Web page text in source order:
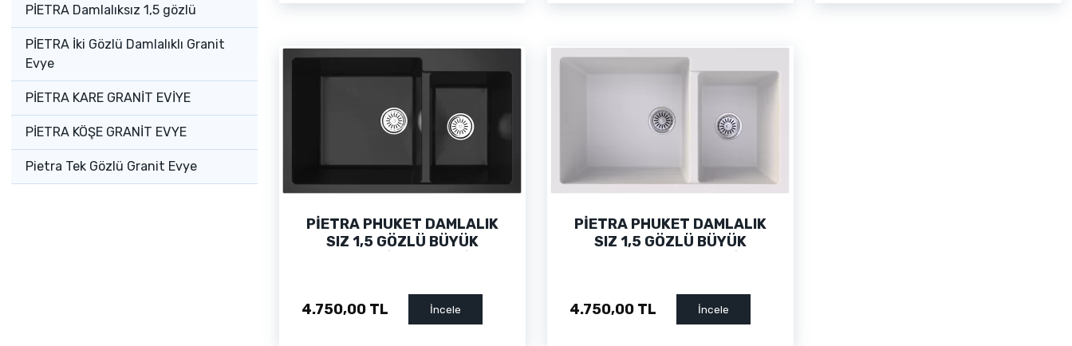
PİETRA Damlalıksız 1,5 gözlü
PİETRA İki Gözlü Damlalıklı Granit
Evye
PİETRA KARE GRANİT EVİYE
PİETRA KÖŞE GRANİT EVYE
Pietra Tek Gözlü Granit Evye
PİETRA PHUKET DAMLALIK
SIZ 1,5 GÖZLÜ BÜYÜK
4.750,00 TL
İncele
PİETRA PHUKET DAMLALIK
SIZ 1,5 GÖZLÜ BÜYÜK
4.750,00 TL
İncele